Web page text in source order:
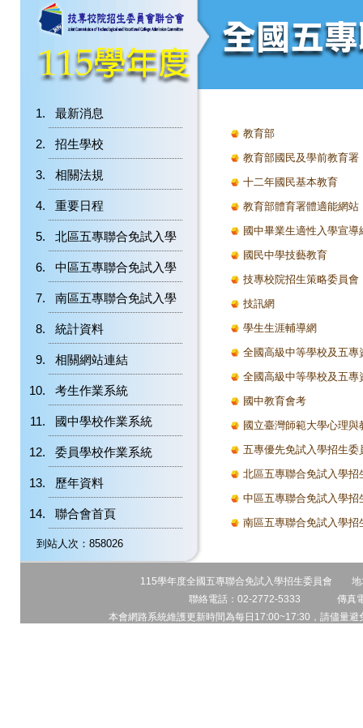
最新消息
招生學校
相關法規
重要日程
北區五專聯合免試入學
中區五專聯合免試入學
南區五專聯合免試入學
統計資料
相關網站連結
考生作業系統
國中學校作業系統
委員學校作業系統
歷年資料
聯合會首頁
到站人次：858026
教育部
教育部國民及學前教育署
十二年國民基本教育
教育部體育署體適能網站
國中畢業生適性入學宣導
國民中學技藝教育
技專校院招生策略委員會
技訊網
學生生涯輔導網
全國高級中等學校及五專
全國高級中等學校及五專
國中教育會考
國立臺灣師範大學心理
五專優先免試入學招生委
北區五專聯合免試入學招
中區五專聯合免試入學招
南區五專聯合免試入學招
115學年度全國五專聯合免試入學招生委員會 地
聯絡電話：02-2772-5333 傳真
本會網路系統維護更新時間為每日17:00~17:30，請儘量